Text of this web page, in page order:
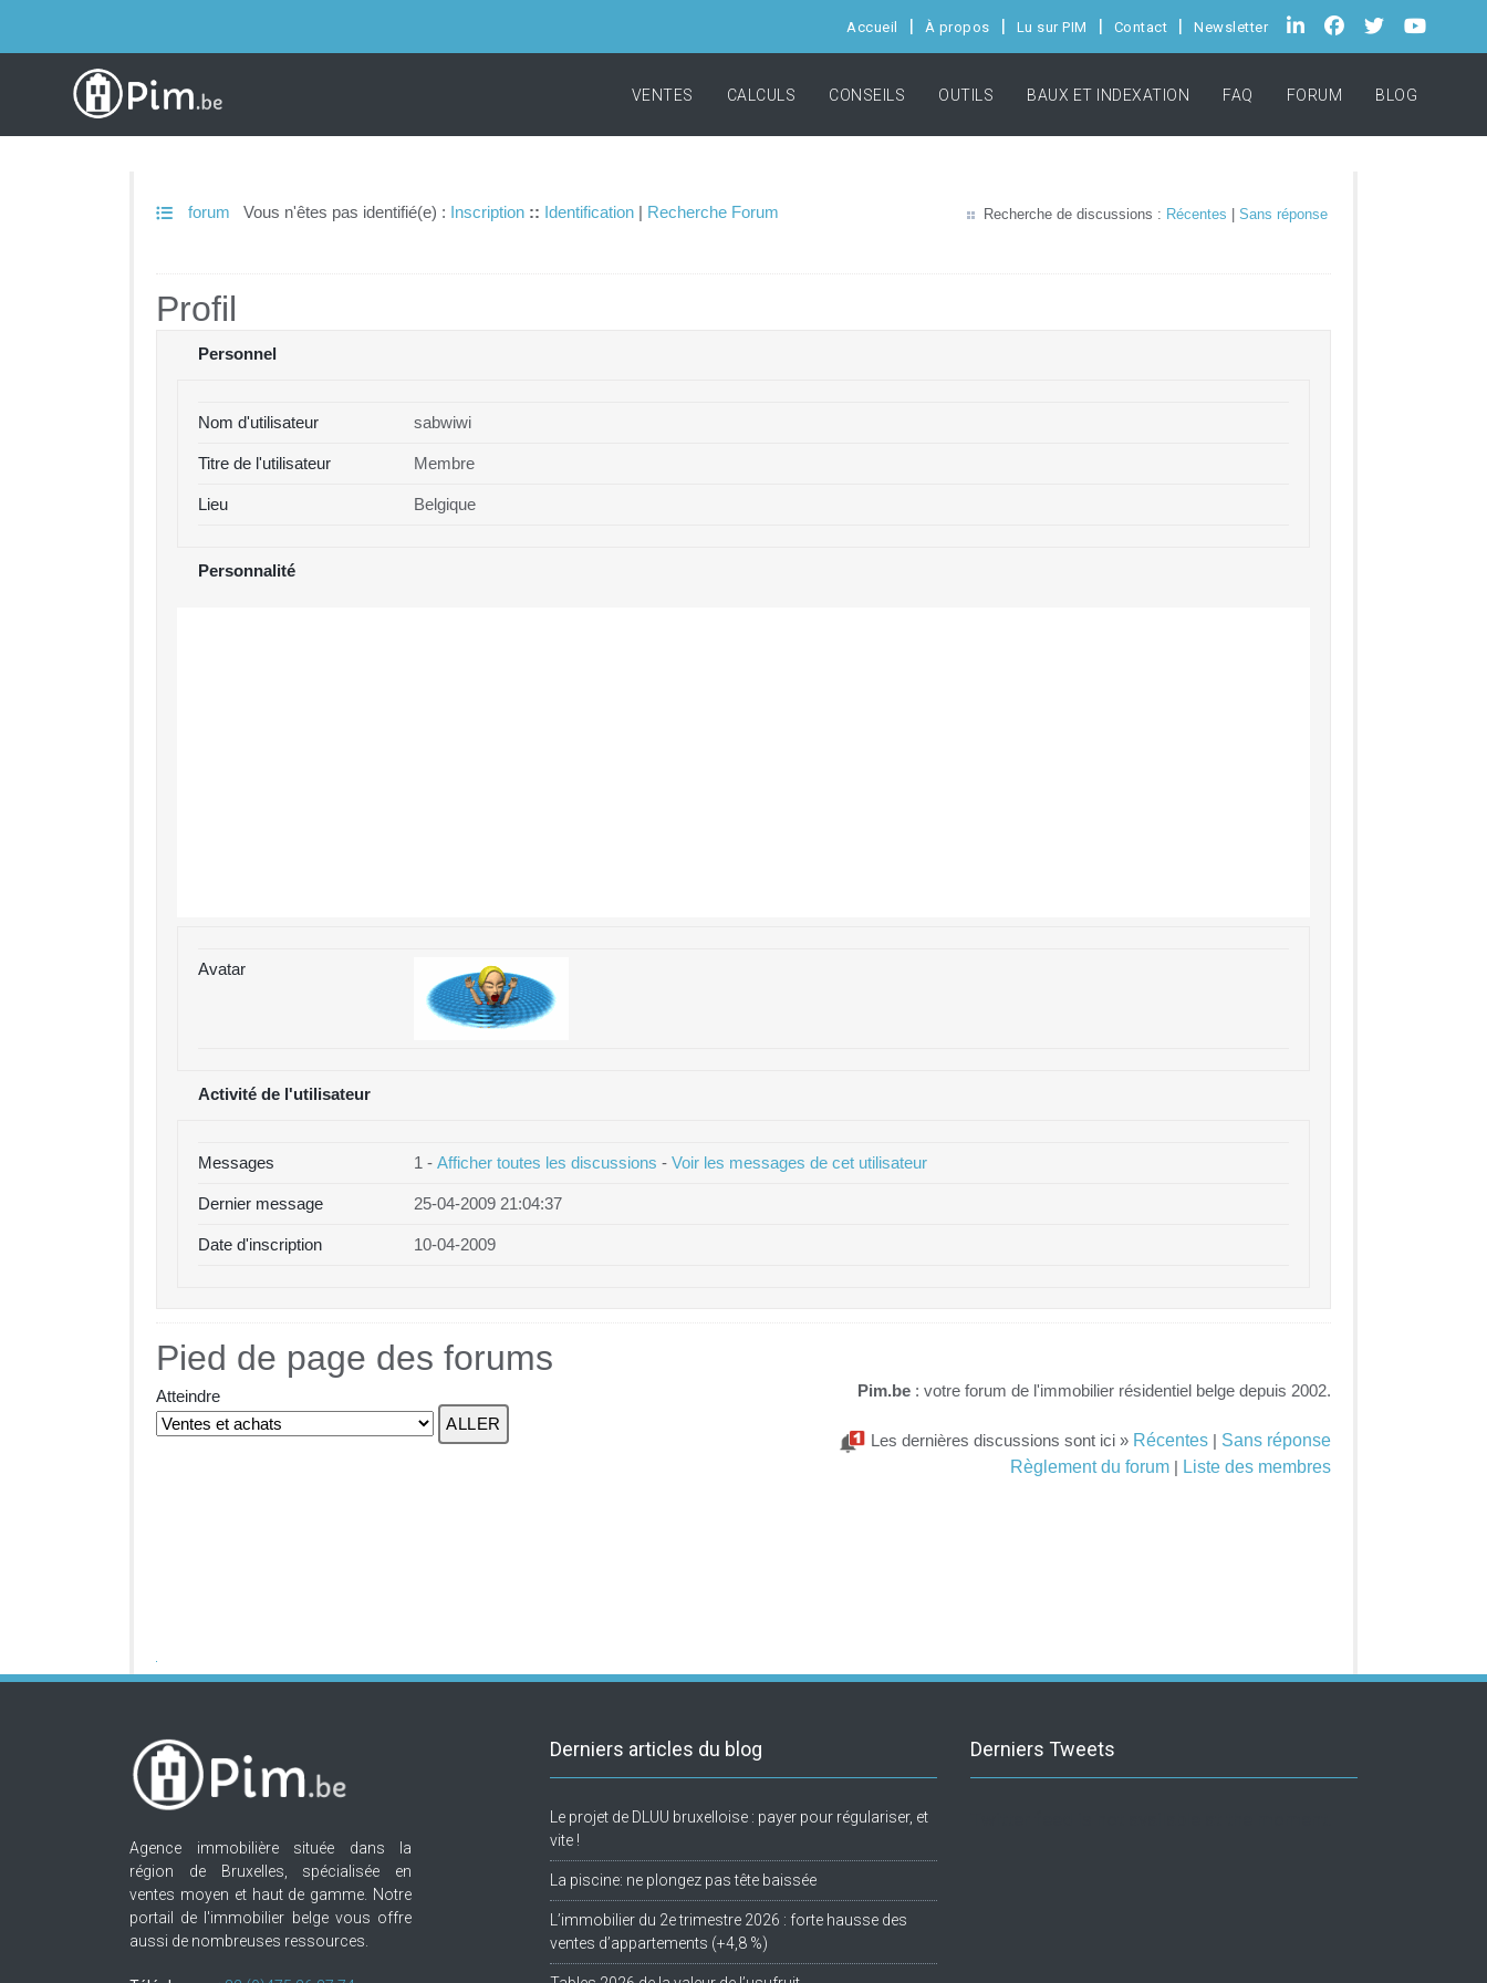
Accueil À propos Lu sur PIM Contact Newsletter
VENTES CALCULS CONSEILS OUTILS BAUX ET INDEXATION FAQ FORUM BLOG
forum Vous n'êtes pas identifié(e) : Inscription :: Identification | Recherche Forum Recherche de discussions : Récentes Sans réponse
Profil
Personnel
Nom d'utilisateur sabwiwi
Titre de l'utilisateur Membre
Lieu Belgique
Personnalité
Avatar
Activité de l'utilisateur
Messages 1 - Afficher toutes les discussions - Voir les messages de cet utilisateur
Dernier message 25-04-2009 21:04:37
Date d'inscription 10-04-2009
Pied de page des forums
Atteindre Pim.be : votre forum de l'immobilier résidentiel belge depuis 2002.
Les dernières discussions sont ici » Récentes | Sans réponse
Règlement du forum | Liste des membres
Agence immobilière située dans la
région de Bruxelles, spécialisée en
ventes moyen et haut de gamme. Notre
portail de l'immobilier belge vous offre
aussi de nombreuses ressources.
Derniers articles du blog
Le projet de DLUU bruxelloise : payer pour régulariser, et
vite !
La piscine: ne plongez pas tête baissée
L’immobilier du 2e trimestre 2026 : forte hausse des
ventes d’appartements (+4,8 %)
Derniers Tweets